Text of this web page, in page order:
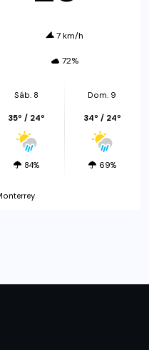
7 km/h
72%
Sáb. 8
35º / 24º
84%
Dom. 9
34º / 24º
69%